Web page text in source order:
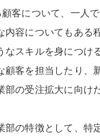
客について、一人
内容についてもある
なスキルを身につけ
顧客を担当したり、
部の受注拡大に向け
部の特徴として、特